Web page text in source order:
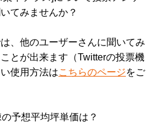
てみませんか？
、他のユーザーさんに聞いてみ
とが出来ます（Twitterの投票機
使用方法はこちらのページをご
予想平均坪単価は？